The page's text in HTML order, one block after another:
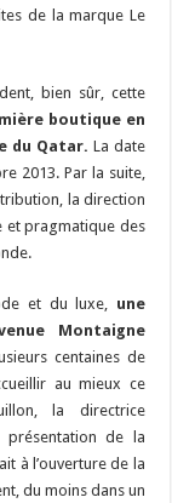
de la marque Le
bien sûr, cette
boutique en
du Qatar. La date
2013. Par la suite,
la direction
et pragmatique des
et du luxe, une
Montaigne
centaines de
au mieux ce
la directrice
de la
à l’ouverture de la
du moins dans un